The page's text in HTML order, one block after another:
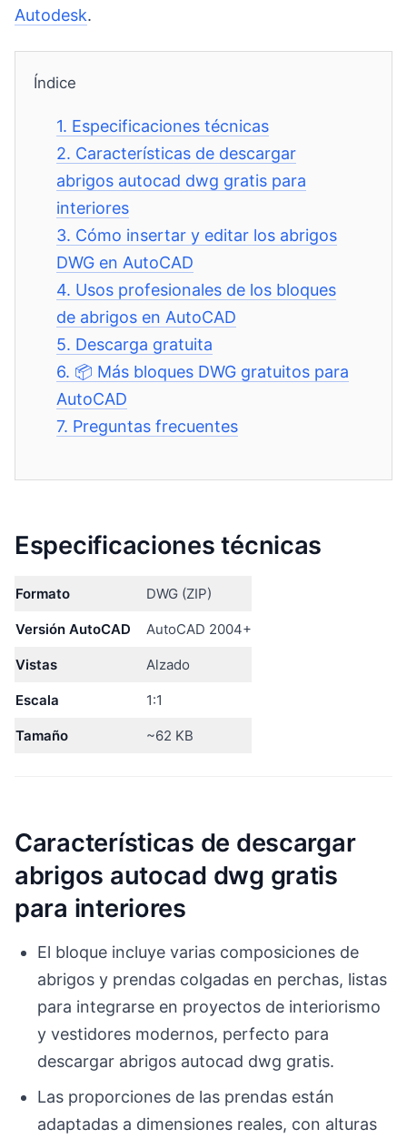
Autodesk.
Índice
1. Especificaciones técnicas
2. Características de descargar
abrigos autocad dwg gratis para
interiores
3. Cómo insertar y editar los abrigos
DWG en AutoCAD
4. Usos profesionales de los bloques
de abrigos en AutoCAD
5. Descarga gratuita
6. 📦 Más bloques DWG gratuitos para
AutoCAD
7. Preguntas frecuentes
Especificaciones técnicas
Formato DWG (ZIP)
Versión AutoCAD AutoCAD 2004+
Vistas Alzado
Escala 1:1
Tamaño ~62 KB
Características de descargar
abrigos autocad dwg gratis
para interiores
El bloque incluye varias composiciones de
abrigos y prendas colgadas en perchas, listas
para integrarse en proyectos de interiorismo
y vestidores modernos, perfecto para
descargar abrigos autocad dwg gratis.
Las proporciones de las prendas están
adaptadas a dimensiones reales, con alturas